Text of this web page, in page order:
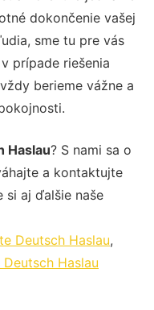
dokončenie vašej
sme tu pre vás
prípade riešenia
berieme vážne a
Haslau? S nami sa o
a kontaktujte
si aj ďalšie naše
Deutsch Haslau,
Haslau